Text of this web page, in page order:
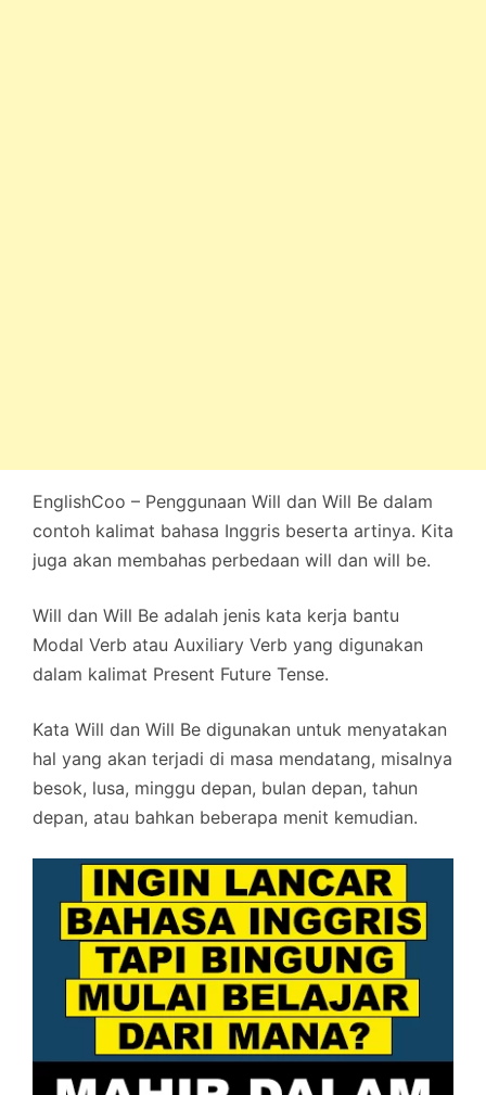
EnglishCoo – Penggunaan Will dan Will Be dalam
contoh kalimat bahasa Inggris beserta artinya. Kita
juga akan membahas perbedaan will dan will be.
Will dan Will Be adalah jenis kata kerja bantu
Modal Verb atau Auxiliary Verb yang digunakan
dalam kalimat Present Future Tense.
Kata Will dan Will Be digunakan untuk menyatakan
hal yang akan terjadi di masa mendatang, misalnya
besok, lusa, minggu depan, bulan depan, tahun
depan, atau bahkan beberapa menit kemudian.